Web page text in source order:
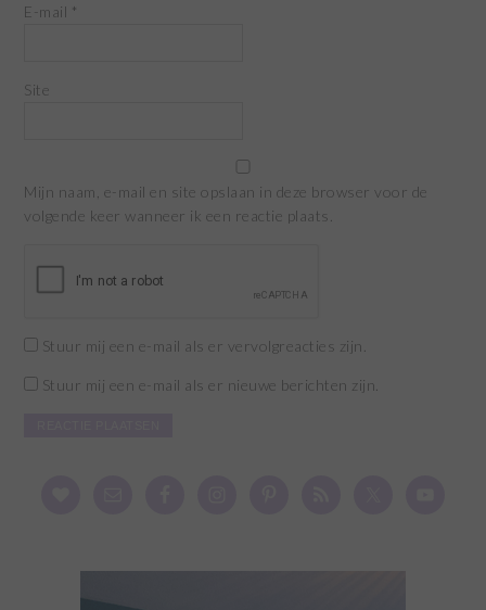
E-mail *
Site
Mijn naam, e-mail en site opslaan in deze browser voor de
volgende keer wanneer ik een reactie plaats.
Stuur mij een e-mail als er vervolgreacties zijn.
Stuur mij een e-mail als er nieuwe berichten zijn.